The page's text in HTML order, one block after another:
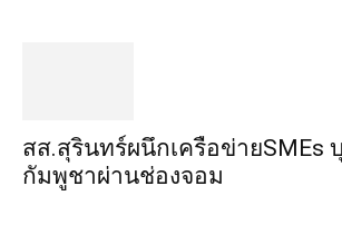
สส.สุรินทร์ผนึกเครือข่ายSMEs
กัมพูชาผ่านช่องจอม